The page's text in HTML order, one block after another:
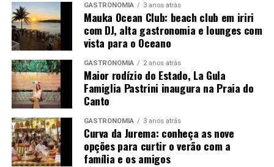
GASTRONOMIA 3 anos atrás
Mauka Ocean Club: beach club em iriri
com DJ, alta gastronomia e lounges com
vista para o Oceano
GASTRONOMIA 2 anos atrás
Maior rodízio do Estado, La Gula
Famiglia Pastrini inaugura na Praia do
Canto
GASTRONOMIA 3 anos atrás
Curva da Jurema: conheça as nove
opções para curtir o verão com a
família e os amigos